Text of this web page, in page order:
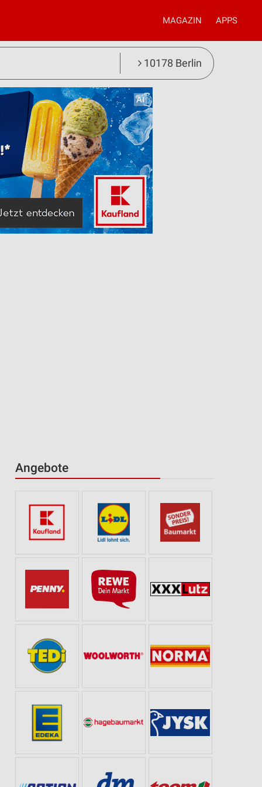
MAGAZIN APPS
10178 Berlin
Angebote